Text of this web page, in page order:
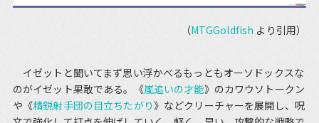
（MTGGoldfish より引用）
イゼットと聞いてまず思い浮かべるもっともオーソドックスな
のがイゼット果敢である。《嵐追いの才能》のカワウソトークン
や《精鋭射手団の目立ちたがり》などクリーチャーを展開し、呪